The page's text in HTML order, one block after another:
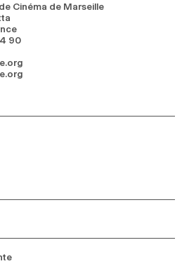
Cinéma de Marseille
90